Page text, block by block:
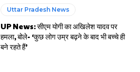
Uttar Pradesh News
UP News: सीएम योगी का अखिलेश यादव पर
हमला, बोले- ‘कुछ लोग उम्र बढ़ने के बाद भी बच्चे ही
बने रहते हैं’